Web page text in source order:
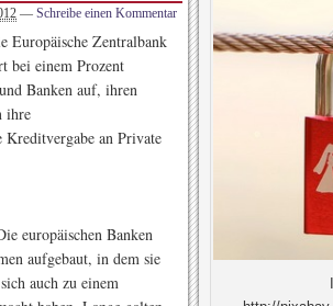
— Schreibe einen Kommentar
Europäische Zentralbank
bei einem Prozent
Banken auf, ihren
ihre
Kreditvergabe an Private
europäischen Banken
aufgebaut, in dem sie
auch zu einem